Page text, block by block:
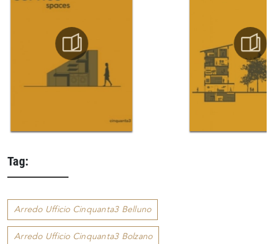
Tag:
Arredo Ufficio Cinquanta3 Belluno
Arredo Ufficio Cinquanta3 Bolzano